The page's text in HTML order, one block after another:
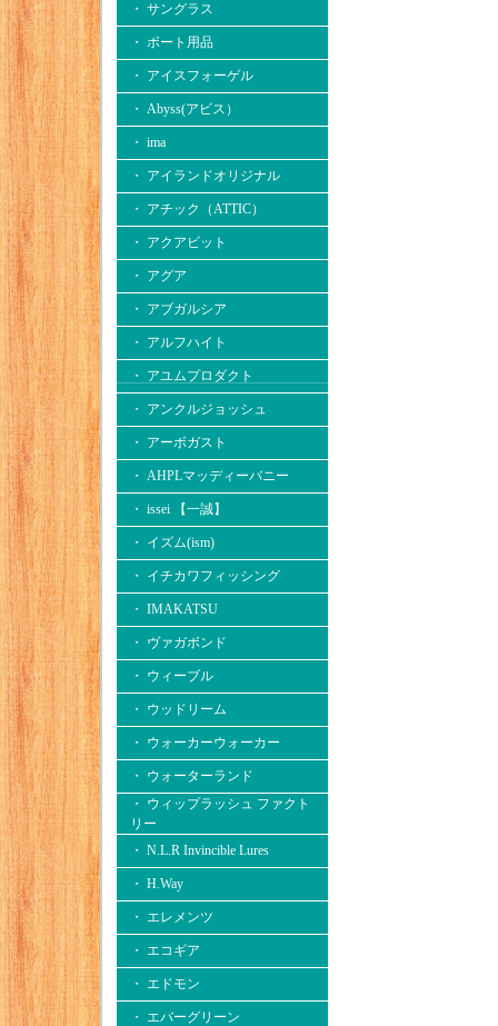
・ サングラス
・ ボート用品
・ アイスフォーゲル
・ Abyss(アビス）
・ ima
・ アイランドオリジナル
・ アチック（ATTIC）
・ アクアビット
・ アグア
・ アブガルシア
・ アルフハイト
・ アユムプロダクト
・ アンクルジョッシュ
・ アーボガスト
・ AHPLマッディーバニー
・ issei 【一誠】
・ イズム(ism)
・ イチカワフィッシング
・ IMAKATSU
・ ヴァガボンド
・ ウィーブル
・ ウッドリーム
・ ウォーカーウォーカー
・ ウォーターランド
・ ウィップラッシュ ファクト
リー
・ N.L.R Invincible Lures
・ H.Way
・ エレメンツ
・ エコギア
・ エドモン
・ エバーグリーン